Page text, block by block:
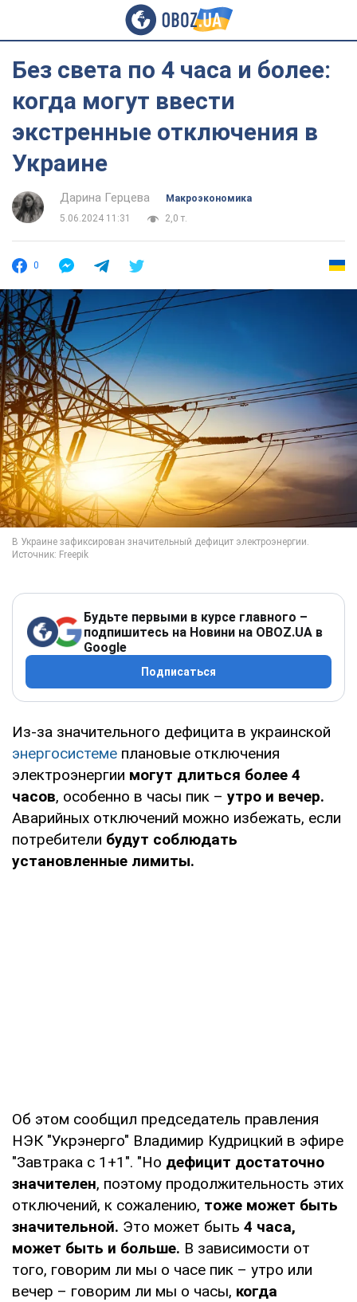
Без света по 4 часа и более:
когда могут ввести
экстренные отключения в
Украине
Дарина Герцева
Mакроэкономика
5.06.2024 11:31
2,0 т.
0
Будьте первыми в курсе главного –
подпишитесь на Новини на OBOZ.UA в
Google
Подписаться
Из-за значительного дефицита в украинской
энергосистеме плановые отключения
электроэнергии могут длиться более 4
часов, особенно в часы пик – утро и вечер.
Аварийных отключений можно избежать, если
потребители будут соблюдать
установленные лимиты.
Об этом сообщил председатель правления
НЭК "Укрэнерго" Владимир Кудрицкий в эфире
"Завтрака с 1+1". "Но дефицит достаточно
значителен, поэтому продолжительность этих
отключений, к сожалению, тоже может быть
значительной. Это может быть 4 часа,
может быть и больше. В зависимости от
того, говорим ли мы о часе пик – утро или
вечер – говорим ли мы о часы, когда